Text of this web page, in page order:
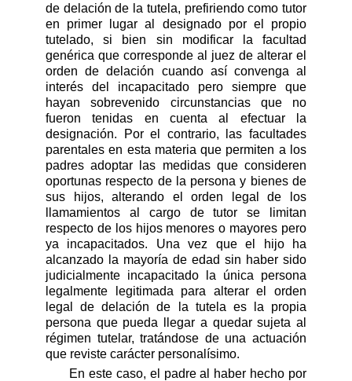
de delación de la tutela, prefiriendo como tutor
en primer lugar al designado por el propio
tutelado, si bien sin modificar la facultad
genérica que corresponde al juez de alterar el
orden de delación cuando así convenga al
interés del incapacitado pero siempre que
hayan sobrevenido circunstancias que no
fueron tenidas en cuenta al efectuar la
designación. Por el contrario, las facultades
parentales en esta materia que permiten a los
padres adoptar las medidas que consideren
oportunas respecto de la persona y bienes de
sus hijos, alterando el orden legal de los
llamamientos al cargo de tutor se limitan
respecto de los hijos menores o mayores pero
ya incapacitados. Una vez que el hijo ha
alcanzado la mayoría de edad sin haber sido
judicialmente incapacitado la única persona
legalmente legitimada para alterar el orden
legal de delación de la tutela es la propia
persona que pueda llegar a quedar sujeta al
régimen tutelar, tratándose de una actuación
que reviste carácter personalísimo.
En este caso, el padre al haber hecho por